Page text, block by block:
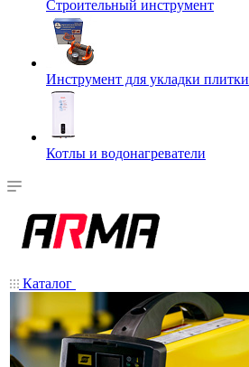
Строительный инструмент
Инструмент для укладки плитки
Котлы и водонагреватели
Каталог